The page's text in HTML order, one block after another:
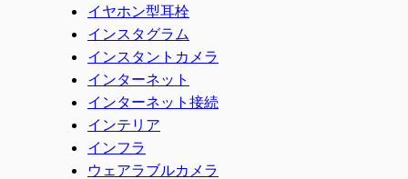
イヤホン型耳栓
インスタグラム
インスタントカメラ
インターネット
インターネット接続
インテリア
インフラ
ウェアラブルカメラ